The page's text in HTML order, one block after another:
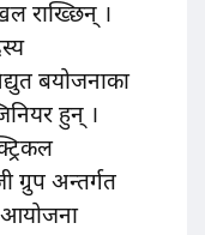
राख्छिन् ।
बयोजनाका
हुन् ।
ग्रुप अन्तर्गत
आयोजना